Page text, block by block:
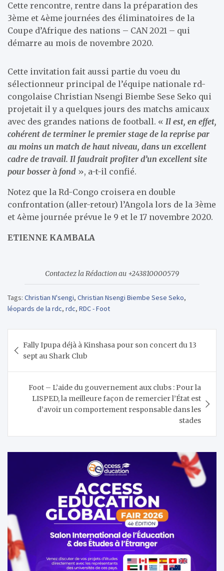
Cette rencontre, rentre dans la préparation des
3ème et 4ème journées des éliminatoires de la
Coupe d’Afrique des nations – CAN 2021 – qui
démarre au mois de novembre 2020.
Cette invitation fait aussi partie du voeu du
sélectionneur principal de l’équipe nationale rd-
congolaise Christian Nsengi Biembe Sese Seko qui
projetait il y a quelques jours des matchs amicaux
avec des grandes nations de football. « Il est, en effet,
cohérent de terminer le premier stage de la reprise par
au moins un match de haut niveau, dans un excellent
cadre de travail. Il faudrait profiter d’un excellent site
pour bosser à fond », a-t-il confié.
Notez que la Rd-Congo croisera en double
confrontation (aller-retour) l’Angola lors de la 3ème
et 4ème journée prévue le 9 et le 17 novembre 2020.
ETIENNE KAMBALA
Contactez la Rédaction au +243810000579
Tags: Christian N'sengi, Christian Nsengi Biembe Sese Seko,
léopards de la rdc, rdc, RDC - Foot
de
l’article
Fally Ipupa déjà à Kinshasa pour son concert du 13
sept au Shark Club
Foot – L’aide du gouvernement aux clubs : Pour la
LISPED, la meilleure façon de remercier l’État est
d’avoir un comportement responsable dans les
stades